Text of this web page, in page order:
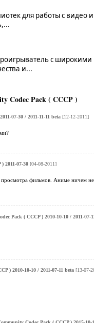
для работы с видео и
с широкими
и...
Codec Pack ( CCCP )
07-30 / 2011-11-11 beta[12-12-2011]
2011-07-30[04-08-2011]
фильмов. Аниме ничем
Pack ( CCCP ) 2010-10-10 / 2011-07-
) 2010-10-10 / 2011-07-11 beta[13-07-